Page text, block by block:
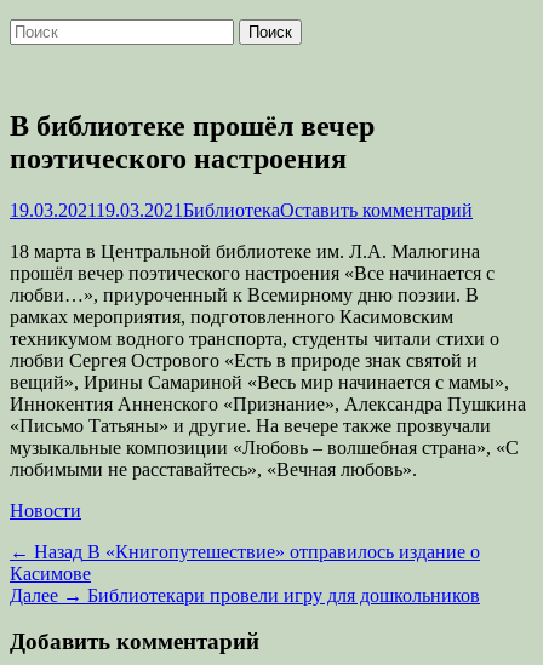
Поиск
Найти:
В библиотеке прошёл вечер
поэтического настроения
Опубликовано
19.03.202119.03.2021Автор
БиблиотекаОставить комментарий
18 марта в Центральной библиотеке им. Л.А. Малюгина
прошёл вечер поэтического настроения «Все начинается с
любви…», приуроченный к Всемирному дню поэзии. В
рамках мероприятия, подготовленного Касимовским
техникумом водного транспорта, студенты читали стихи о
любви Сергея Острового «Есть в природе знак святой и
вещий», Ирины Самариной «Весь мир начинается с мамы»,
Иннокентия Анненского «Признание», Александра Пушкина
«Письмо Татьяны» и другие. На вечере также прозвучали
музыкальные композиции «Любовь – волшебная страна», «С
любимыми не расставайтесь», «Вечная любовь».
Категории
Новости
Навигация
по
← Назад Предыдущая
запись:
В «Книгопутешествие» отправилось издание о
Касимове
Далее → Следующая
Библиотекари провели игру для дошкольников
Добавить комментарий